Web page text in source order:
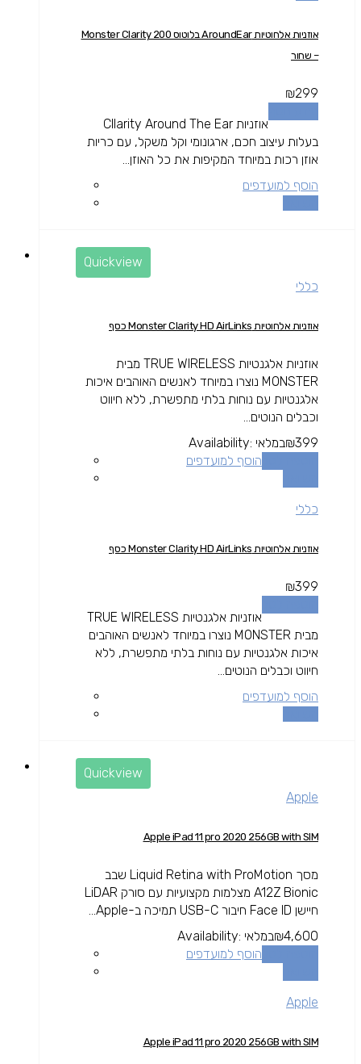
אוזניות אלחוטיות AroundEar בלוטוס Monster Clarity 200
– שחור
₪299
אוזניות Cllarity Around The Ear
בעלות עיצוב חכם, ארגונומי וקל משקל, עם כריות
אוזן רכות במיוחד המקיפות את כל האוזן...
הוסף למועדפים
Quickview
כללי
אוזניות אלחוטיות Monster Clarity HD AirLinks כסף
אוזניות אלגנטיות TRUE WIRELESS מבית
MONSTER נוצרו במיוחד לאנשים האוהבים איכות
אלגנטיות עם נוחות בלתי מתפשרת, ללא חיווט
וכבלים הנוטים...
₪399
Availability: במלאי
הוסף למועדפים
כללי
אוזניות אלחוטיות Monster Clarity HD AirLinks כסף
₪399
אוזניות אלגנטיות TRUE WIRELESS
מבית MONSTER נוצרו במיוחד לאנשים האוהבים
איכות אלגנטיות עם נוחות בלתי מתפשרת, ללא
חיווט וכבלים הנוטים...
הוסף למועדפים
Quickview
Apple
Apple iPad 11 pro 2020 256GB with SIM
מסך Liquid Retina with ProMotion שבב
A12Z Bionic מצלמות מקצועיות עם סורק LiDAR
חיישן Face ID חיבור USB-C תמיכה ב-Apple...
₪4,600
Availability: במלאי
הוסף למועדפים
Apple
Apple iPad 11 pro 2020 256GB with SIM